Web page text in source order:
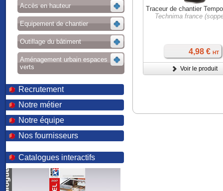
Accès en hauteur
Equipement de chantier
Outillage du bâtiment
Aménagement urbain espaces
verts
Recrutement
Notre métier
Notre équipe
Nos fournisseurs
Catalogues interactifs
Traceur de chantier
Technima france
4,98 € HT
Voir le produit